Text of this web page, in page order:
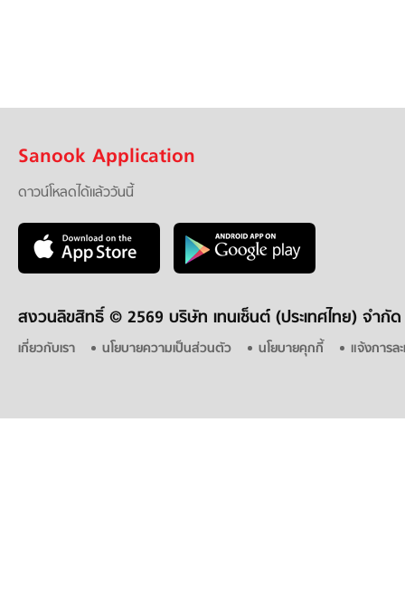
Sanook Application
ดาวน์โหลดได้แล้ววันนี้
สงวนลิขสิทธิ์ © 2569 บริษัท เทนเซ็นต์ (ประเทศไทย) จำกัด
เกี่ยวกับเรา นโยบายความเป็นส่วนตัว นโยบายคุกกี้ แจ้งการล